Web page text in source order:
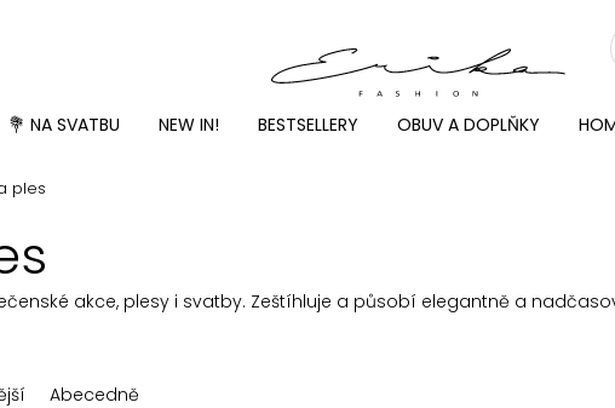
💐 NA SVATBU NEW IN! BESTSELLERY OBUV A DOPLŇKY
ples
akce, plesy i svatby. Zeštíhluje a působí elegantně a
Abecedně